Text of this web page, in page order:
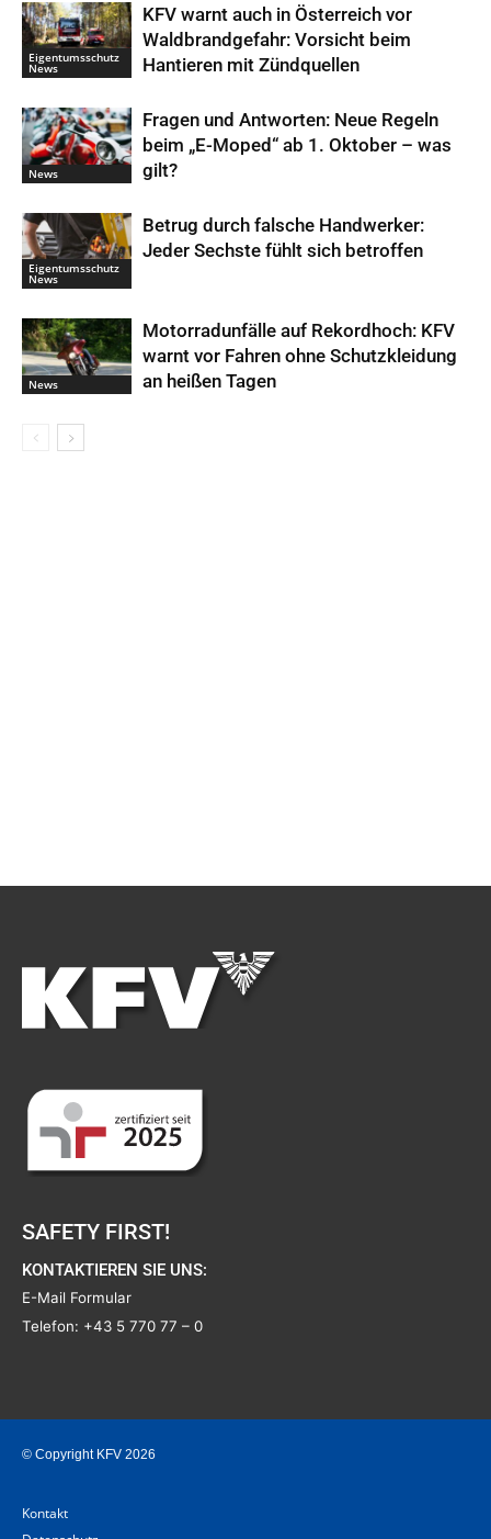
Eigentumsschutz
News
KFV warnt auch in Österreich vor
Waldbrandgefahr: Vorsicht beim
Hantieren mit Zündquellen
News
Fragen und Antworten: Neue Regeln
beim „E-Moped“ ab 1. Oktober – was
gilt?
Eigentumsschutz
News
Betrug durch falsche Handwerker:
Jeder Sechste fühlt sich betroffen
News
Motorradunfälle auf Rekordhoch: KFV
warnt vor Fahren ohne Schutzkleidung
an heißen Tagen
SAFETY FIRST!
KONTAKTIEREN SIE UNS:
E-Mail Formular
Telefon: +43 5 770 77 – 0
© Copyright KFV 2026
Kontakt